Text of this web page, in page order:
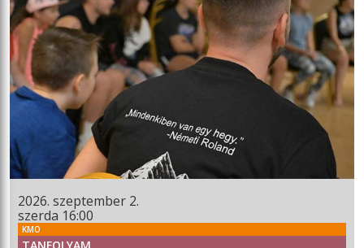
2026. szeptember 2.
szerda 16:00
KMO